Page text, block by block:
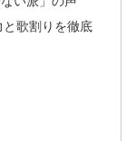
歌割りを徹底